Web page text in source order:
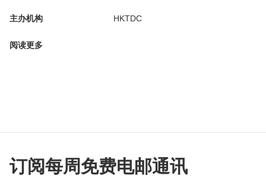
主办机构 HKTDC
阅读更多
订阅每周免费电邮通讯